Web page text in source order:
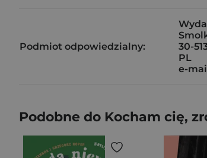
Podmiot odpowiedzialny:
30-
PL
e-
Podobne do Kocham cię,